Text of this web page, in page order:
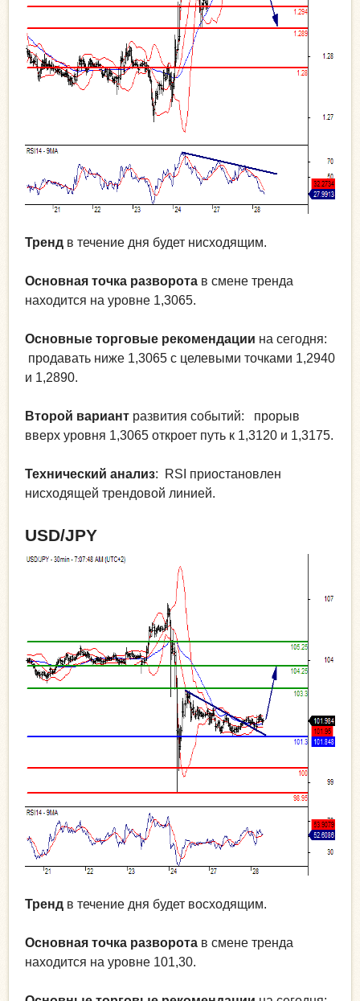
Тренд в течение дня будет нисходящим.
Основная точка разворота в смене тренда
находится на уровне 1,3065.
Основные торговые рекомендации на сегодня:
продавать ниже 1,3065 с целевыми точками 1,2940
и 1,2890.
Второй вариант развития событий: прорыв
вверх уровня 1,3065 откроет путь к 1,3120 и 1,3175.
Технический анализ: RSI приостановлен
нисходящей трендовой линией.
USD/JPY
Тренд в течение дня будет восходящим.
Основная точка разворота в смене тренда
находится на уровне 101,30.